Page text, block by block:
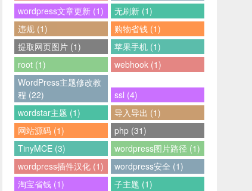
wordpress文章更新 (1)
无刷新 (1)
违规 (1)
购物省钱 (1)
提取网页图片 (1)
苹果手机 (1)
root (1)
webhook (1)
WordPress主题修改教
程 (22)
ssl (4)
wordstar主题 (1)
导入导出 (1)
网站源码 (1)
php (31)
TinyMCE (3)
wordpress图片路径 (1)
wordpress插件汉化 (1)
wordpress安全 (1)
淘宝省钱 (1)
子主题 (1)